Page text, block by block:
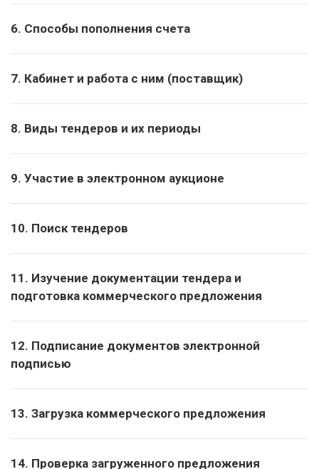
6. Способы пополнения счета
7. Кабинет и работа с ним (поставщик)
8. Виды тендеров и их периоды
9. Участие в электронном аукционе
10. Поиск тендеров
11. Изучение документации тендера и
подготовка коммерческого предложения
12. Подписание документов электронной
подписью
13. Загрузка коммерческого предложения
14. Проверка загруженного предложения